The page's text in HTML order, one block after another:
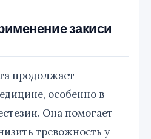
закиси
продолжает
особенно в
Она помогает
тревожность у